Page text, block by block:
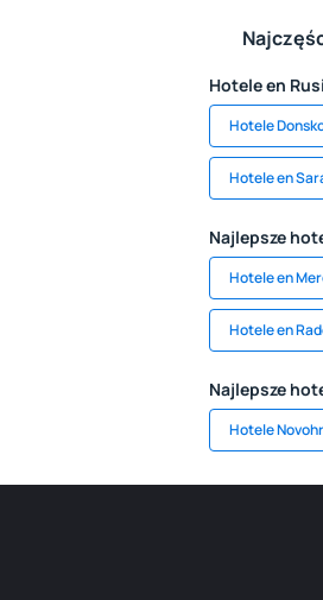
Hotele en
Hotele
Hotele en
Najlepsze
Hotele en
Hotele en
Najlepsze
Hotele